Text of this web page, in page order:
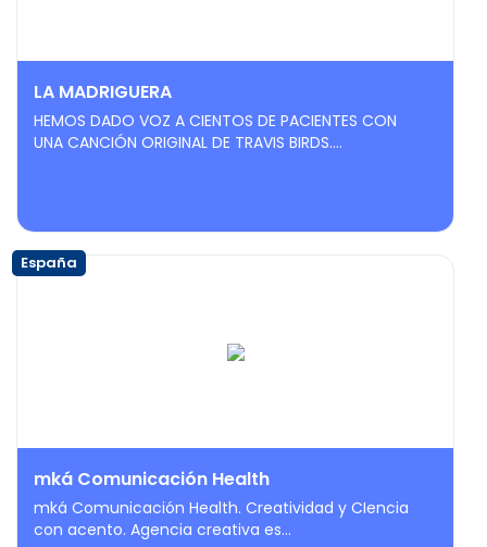
LA MADRIGUERA
HEMOS DADO VOZ A CIENTOS DE PACIENTES CON
UNA CANCIÓN ORIGINAL DE TRAVIS BIRDS....
España
mká Comunicación Health
mká Comunicación Health. Creatividad y CIencia
con acento. Agencia creativa es...